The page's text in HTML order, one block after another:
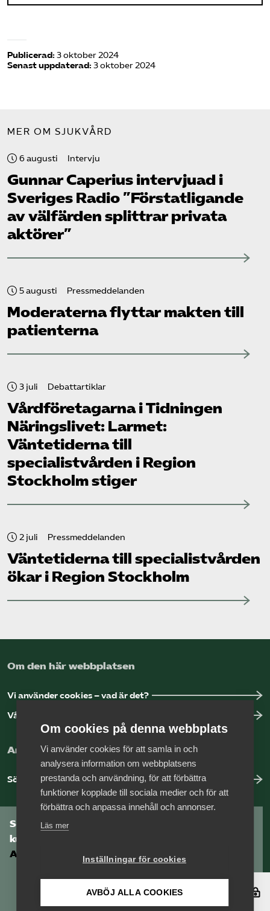
Publicerad: 3 oktober 2024
Senast uppdaterad: 3 oktober 2024
MER OM SJUKVÅRD
6 augusti Intervju
Gunnar Caperius intervjuad i
Sveriges Radio ”Förstatligande
av välfärden splittrar privata
aktörer”
5 augusti Pressmeddelanden
Moderaterna flyttar makten till
patienterna
3 juli Debattartiklar
Vård­företagarna i Tidningen
Näringslivet: Larmet:
Väntetiderna till
specialistvården i Region
Stockholm stiger
2 juli Pressmeddelanden
Väntetiderna till specialistvården
ökar i Region Stockholm
Om den här webbplatsen
Vi använder cookies – vad är det?
Vår dataskyddspolicy
Arbeta hos Vårdföretagarna?
Sök jobb hos oss
Som medlem har du tillgång till vår digitala
kunskapsbank
Arbetsgivarguiden
Logga in
Om cookies på denna webbplats
Vi använder cookies för att samla in och
analysera information om webbplatsens
prestanda och användning, för att förbättra
funktioner kopplade till sociala medier och för att
förbättra och anpassa innehåll och annonser.
Läs mer
Inställningar för cookies
AVBÖJ ALLA COOKIES